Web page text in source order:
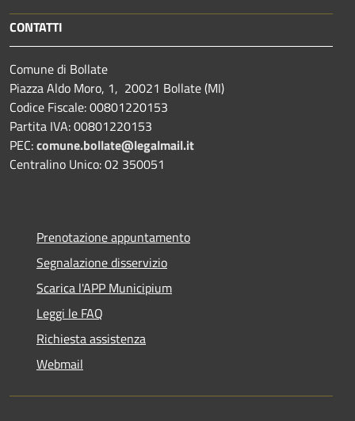
CONTATTI
Comune di Bollate
Piazza Aldo Moro, 1, 20021 Bollate (MI)
Codice Fiscale: 00801220153
Partita IVA: 00801220153
PEC:comune.bollate@legalmail.it
Centralino Unico: 02 350051
Prenotazione appuntamento
Segnalazione disservizio
Scarica l'APP Municipium
Leggi le FAQ
Richiesta assistenza
Webmail